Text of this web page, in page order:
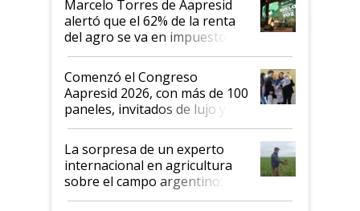
Marcelo Torres de Aapresid
alertó que el 62% de la renta
del agro se va en impuestos:
"No es bueno que en
Argentina se sigan discutiendo
las mismas cosas de hace 50
años"
Comenzó el Congreso
Aapresid 2026, con más de 100
paneles, invitados de lujo y
todas las tendencias
La sorpresa de un experto
internacional en agricultura
sobre el campo argentino:
"Estoy muy impresionado"